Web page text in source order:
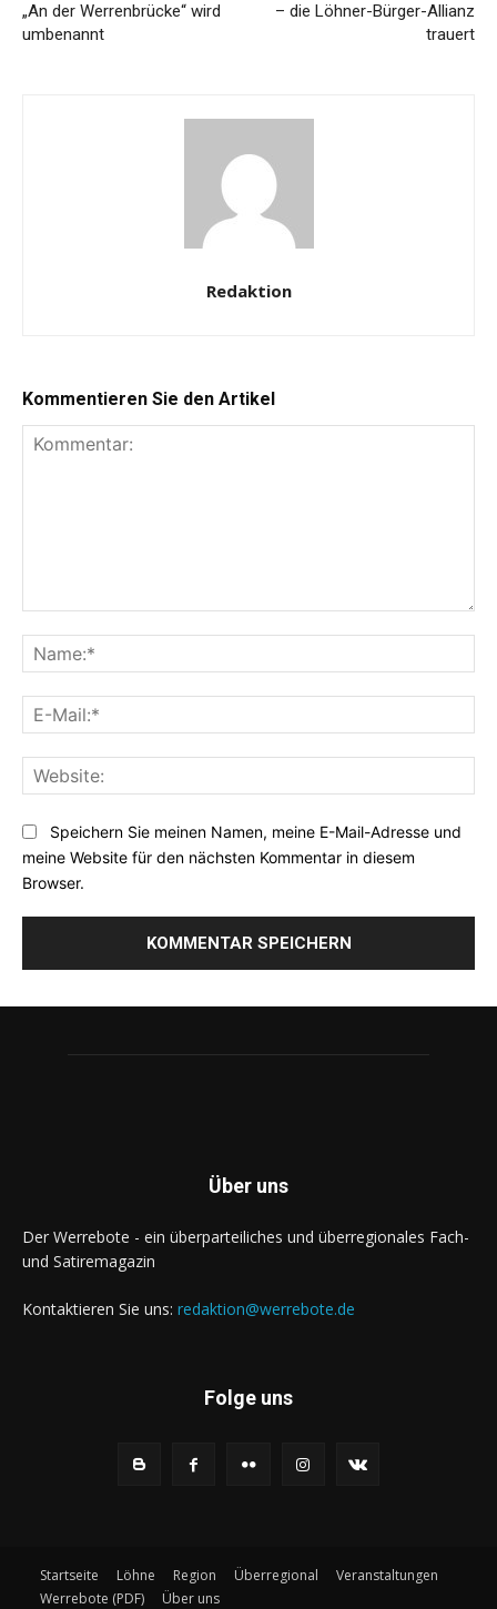
„An der Werrenbrücke“ wird
umbenannt
– die Löhner-Bürger-Allianz
trauert
Redaktion
Kommentieren Sie den Artikel
Speichern Sie meinen Namen, meine E-Mail-Adresse und
meine Website für den nächsten Kommentar in diesem
Browser.
Über uns
Der Werrebote - ein überparteiliches und überregionales Fach-
und Satiremagazin
Kontaktieren Sie uns: redaktion@werrebote.de
Folge uns
Startseite Löhne Region Überregional
Veranstaltungen
Werrebote (PDF)
Über uns